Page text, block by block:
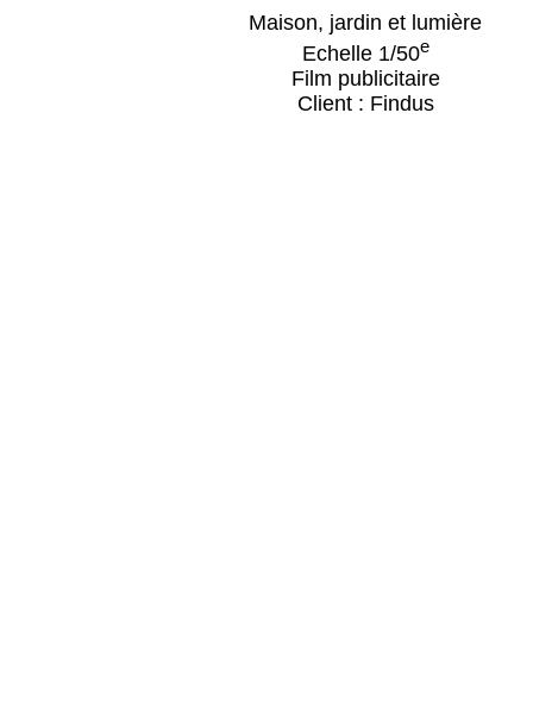
Maison, jardin et lumière
Echelle 1/50e
Film publicitaire
Client : Findus